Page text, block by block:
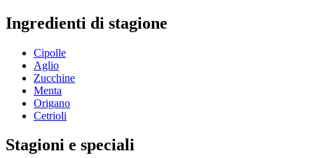
Ingredienti di stagione
Cipolle
Aglio
Zucchine
Menta
Origano
Cetrioli
Stagioni e speciali